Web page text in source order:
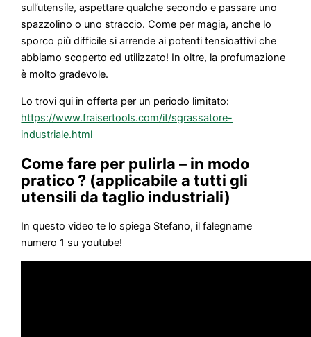
sull’utensile, aspettare qualche secondo e passare uno
spazzolino o uno straccio. Come per magia, anche lo
sporco più difficile si arrende ai potenti tensioattivi che
abbiamo scoperto ed utilizzato! In oltre, la profumazione
è molto gradevole.
Lo trovi qui in offerta per un periodo limitato:
https://www.fraisertools.com/it/sgrassatore-
industriale.html
Come fare per pulirla – in modo
pratico ? (applicabile a tutti gli
utensili da taglio industriali)
In questo video te lo spiega Stefano, il falegname
numero 1 su youtube!